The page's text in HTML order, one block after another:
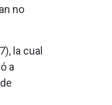
no
la cual
a